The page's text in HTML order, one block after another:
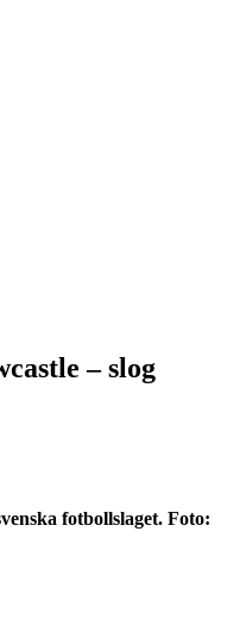
– slog
fotbollslaget. Foto: